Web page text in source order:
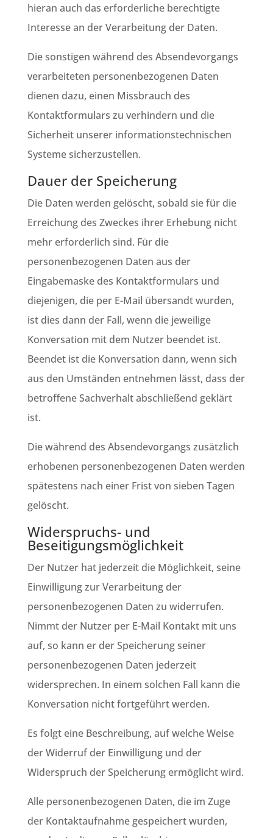
hieran auch das erforderliche berechtigte
Interesse an der Verarbeitung der Daten.
Die sonstigen während des Absendevorgangs
verarbeiteten personenbezogenen Daten
dienen dazu, einen Missbrauch des
Kontaktformulars zu verhindern und die
Sicherheit unserer informationstechnischen
Systeme sicherzustellen.
Dauer der Speicherung
Die Daten werden gelöscht, sobald sie für die
Erreichung des Zweckes ihrer Erhebung nicht
mehr erforderlich sind. Für die
personenbezogenen Daten aus der
Eingabemaske des Kontaktformulars und
diejenigen, die per E-Mail übersandt wurden,
ist dies dann der Fall, wenn die jeweilige
Konversation mit dem Nutzer beendet ist.
Beendet ist die Konversation dann, wenn sich
aus den Umständen entnehmen lässt, dass der
betroffene Sachverhalt abschließend geklärt
ist.
Die während des Absendevorgangs zusätzlich
erhobenen personenbezogenen Daten werden
spätestens nach einer Frist von sieben Tagen
gelöscht.
Widerspruchs- und
Beseitigungsmöglichkeit
Der Nutzer hat jederzeit die Möglichkeit, seine
Einwilligung zur Verarbeitung der
personenbezogenen Daten zu widerrufen.
Nimmt der Nutzer per E-Mail Kontakt mit uns
auf, so kann er der Speicherung seiner
personenbezogenen Daten jederzeit
widersprechen. In einem solchen Fall kann die
Konversation nicht fortgeführt werden.
Es folgt eine Beschreibung, auf welche Weise
der Widerruf der Einwilligung und der
Widerspruch der Speicherung ermöglicht wird.
Alle personenbezogenen Daten, die im Zuge
der Kontaktaufnahme gespeichert wurden,